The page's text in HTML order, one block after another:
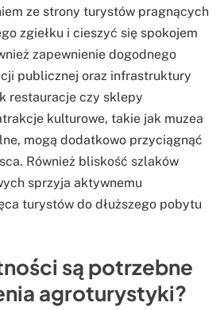
ze strony turystów pragnących
zgiełku i cieszyć się spokojem
zapewnienie dogodnego
publicznej oraz infrastruktury
restauracje czy sklepy
kulturowe, takie jak muzea
mogą dodatkowo przyciągnąć
Również bliskość szlaków
sprzyja aktywnemu
turystów do dłuższego pobytu
są potrzebne
agroturystyki?